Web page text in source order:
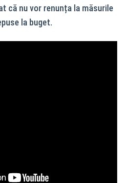
că nu vor renunța la măsurile
la buget.